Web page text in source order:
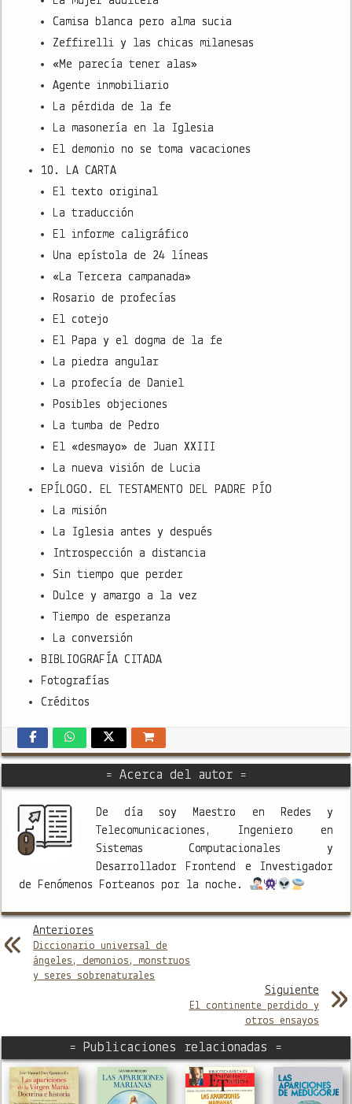
Camisa blanca pero alma sucia
Zeffirelli y las chicas milanesas
«Me parecía tener alas»
Agente inmobiliario
La pérdida de la fe
La masonería en la Iglesia
El demonio no se toma vacaciones
10. LA CARTA
El texto original
La traducción
El informe caligráfico
Una epístola de 24 líneas
«La Tercera campanada»
Rosario de profecías
El cotejo
El Papa y el dogma de la fe
La piedra angular
La profecía de Daniel
Posibles objeciones
La tumba de Pedro
El «desmayo» de Juan XXIII
La nueva visión de Lucia
EPÍLOGO. EL TESTAMENTO DEL PADRE PÍO
La misión
La Iglesia antes y después
Introspección a distancia
Sin tiempo que perder
Dulce y amargo a la vez
Tiempo de esperanza
La conversión
BIBLIOGRAFÍA CITADA
Fotografías
Créditos
= Acerca del autor =
De día soy Maestro en Redes y
Telecomunicaciones, Ingeniero en
Sistemas Computacionales y
Desarrollador Frontend e Investigador
de Fenómenos Forteanos por la noche.
Anteriores
Diccionario universal de
ángeles, demonios, monstruos
y seres sobrenaturales
Siguiente
El continente perdido y
otros ensayos
= Publicaciones relacionadas =